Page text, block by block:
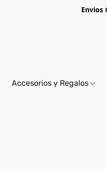
Envios
Accesorios y Regalos